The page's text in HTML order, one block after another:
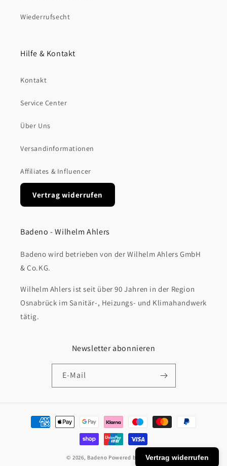
Wiederrufsecht
Hilfe & Kontakt
Kontakt
Service Center
Über Uns
Versandinformationen
Affiliates & Influencer
Vertrag widerrufen
Badeno - Wilhelm Ahlers
Badeno wird betrieben von der Wilhelm Ahlers GmbH
& Co.KG.
Wilhelm Ahlers ist seit über 90 Jahren in der Region
Osnabrück im Sanitär-, Heizungs- und Klimahandwerk
tätig.
Newsletter abonnieren
E-Mail
Zahlungsmethoden
© 2026, Badeno Powered by ShopifyVertrag widerrufen